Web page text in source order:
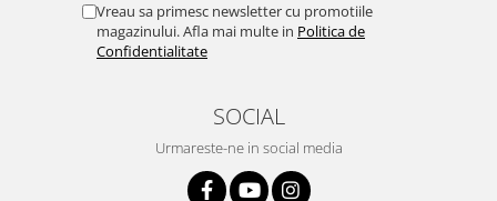
Vreau sa primesc newsletter cu promotiile
magazinului. Afla mai multe in Politica de
Confidentialitate
SOCIAL
Urmareste-ne in social media